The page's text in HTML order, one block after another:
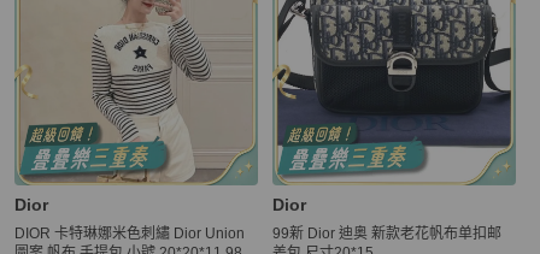
Dior
DIOR 卡特琳娜米色刺繡 Dior Union
Dior
99新 Dior 迪奥 新款老花帆布单扣邮